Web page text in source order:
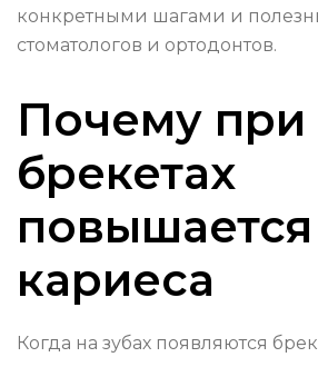
конкретными шагами и
стоматологов и ортодонтов.
Почему при
брекетах
кариеса
Когда на зубах появляются